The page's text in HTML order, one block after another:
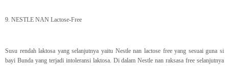
9. NESTLE NAN Lactose-Free
Susu rendah laktosa yang selanjutnya yaitu Nestle nan lactose free yang sesuai guna si
bayi Bunda yang terjadi intoleransi laktosa. Di dalam Nestle nan raksasa free selanjutnya